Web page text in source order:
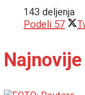
143 deljenja
Podeli 57
Najnovije